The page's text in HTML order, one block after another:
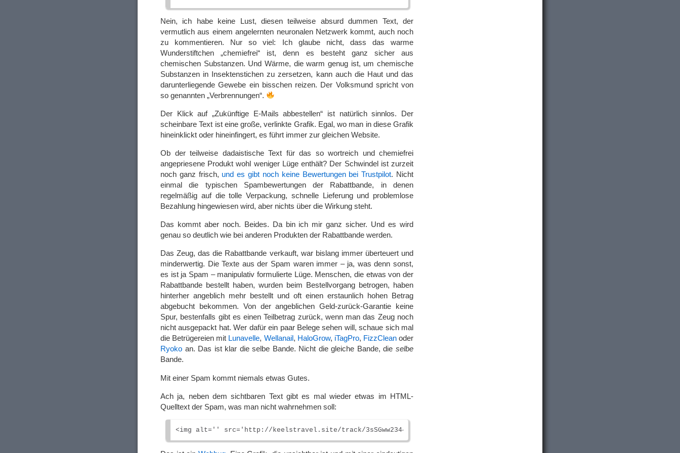
Nein, ich habe keine Lust, diesen teilweise absurd dummen Text, der
vermutlich aus einem angelernten neuronalen Netzwerk kommt, auch noch
zu kommentieren. Nur so viel: Ich glaube nicht, dass das warme
Wunderstiftchen „chemiefrei“ ist, denn es besteht ganz sicher aus
chemischen Substanzen. Und Wärme, die warm genug ist, um chemische
Substanzen in Insektenstichen zu zersetzen, kann auch die Haut und das
darunterliegende Gewebe ein bisschen reizen. Der Volksmund spricht von
so genannten „Verbrennungen“.
Der Klick auf „Zukünftige E-Mails abbestellen“ ist natürlich sinnlos. Der
scheinbare Text ist eine große, verlinkte Grafik. Egal, wo man in diese Grafik
hineinklickt oder hineinfingert, es führt immer zur gleichen Website.
Ob der teilweise dadaistische Text für das so wortreich und chemiefrei
angepriesene Produkt wohl weniger Lüge enthält? Der Schwindel ist zurzeit
noch ganz frisch, und es gibt noch keine Bewertungen bei Trustpilot. Nicht
einmal die typischen Spambewertungen der Rabattbande, in denen
regelmäßig auf die tolle Verpackung, schnelle Lieferung und problemlose
Bezahlung hingewiesen wird, aber nichts über die Wirkung steht.
Das kommt aber noch. Beides. Da bin ich mir ganz sicher. Und es wird
genau so deutlich wie bei anderen Produkten der Rabattbande werden.
Das Zeug, das die Rabattbande verkauft, war bislang immer überteuert und
minderwertig. Die Texte aus der Spam waren immer – ja, was denn sonst,
es ist ja Spam – manipulativ formulierte Lüge. Menschen, die etwas von der
Rabattbande bestellt haben, wurden beim Bestellvorgang betrogen, haben
hinterher angeblich mehr bestellt und oft einen erstaunlich hohen Betrag
abgebucht bekommen. Von der angeblichen Geld-zurück-Garantie keine
Spur, bestenfalls gibt es einen Teilbetrag zurück, wenn man das Zeug noch
nicht ausgepackt hat. Wer dafür ein paar Belege sehen will, schaue sich mal
die Betrügereien mit Lunavelle, Wellanail, HaloGrow, iTagPro, FizzCleanoder
Ryoko an. Das ist klar die selbe Bande. Nicht die gleiche Bande, die selbe
Bande.
Mit einer Spam kommt niemals etwas Gutes.
Ach ja, neben dem sichtbaren Text gibt es mal wieder etwas im HTML-
Quelltext der Spam, was man nicht wahrnehmen soll: